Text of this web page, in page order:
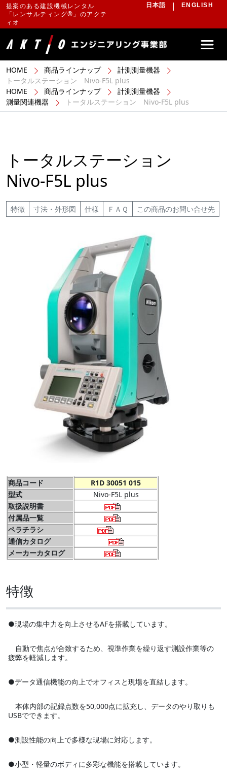
提案のある建設機械レンタル
「レンサルティング®」のアクテ
ィオ
日本語 ENGLISH
HOME 商品ラインナップ
計測測量機器
トータルステーション Nivo-F5L plus
HOME
商品ラインナップ
計測測量機器
測量関連機器
トータルステーション Nivo-F5L plus
トータルステーション
Nivo-F5L plus
特徴 寸法・外形図 仕様 ＦＡＱ この商品のお問い合せ先
商品コード
R1D 30051 015
型式
Nivo-F5L plus
取扱説明書
付属品一覧
ペラチラシ
通信カタログ
メーカーカタログ
特徴
●現場の集中力を向上させるAFを搭載しています。
自動で焦点が合致するため、視準作業を繰り返す測設作業等の
疲弊を軽減します。
●データ通信機能の向上でオフィスと現場を直結します。
本体内部の記録点数を50,000点に拡充し、データのやり取りも
USBでできます。
●測設性能の向上で多様な現場に対応します。
●小型・軽量のボディに多彩な機能を搭載しています。